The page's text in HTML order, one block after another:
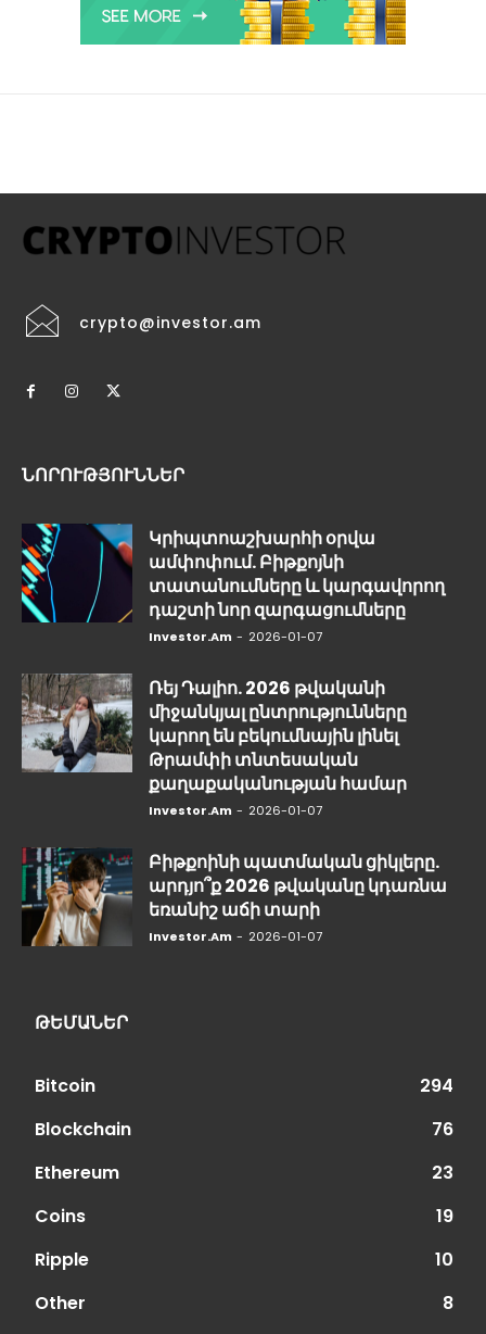
crypto@investor.am
ՆՈՐՈՒԹՅՈՒՆՆԵՐ
Կրիպտոաշխարհի օրվա
ամփոփում. Բիթքոյնի
տատանումները և կարգավորող
դաշտի նոր զարգացումները
Investor.am - 2026-01-07
Ռեյ Դալիո. 2026 թվականի
միջանկյալ ընտրությունները
կարող են բեկումնային լինել
Թրամփի տնտեսական
քաղաքականության համար
Investor.am - 2026-01-07
Բիթքոինի պատմական ցիկլերը.
արդյո՞ք 2026 թվականը կդառնա
եռանիշ աճի տարի
Investor.am - 2026-01-07
ԹԵՄԱՆԵՐ
Bitcoin
294
Blockchain
76
Ethereum
23
Coins
19
Ripple
10
Other
8